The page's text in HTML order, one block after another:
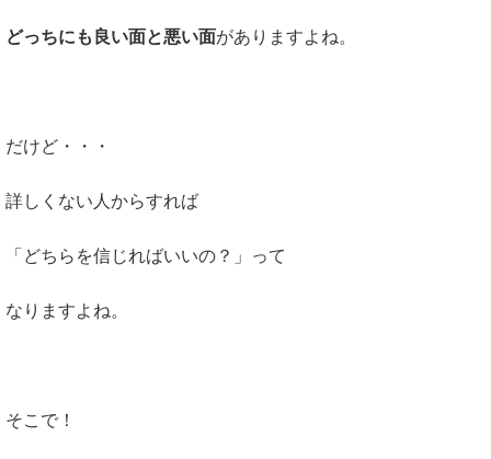
どっちにも良い面と悪い面がありますよね。
だけど・・・
詳しくない人からすれば
「どちらを信じればいいの？」って
なりますよね。
そこで！